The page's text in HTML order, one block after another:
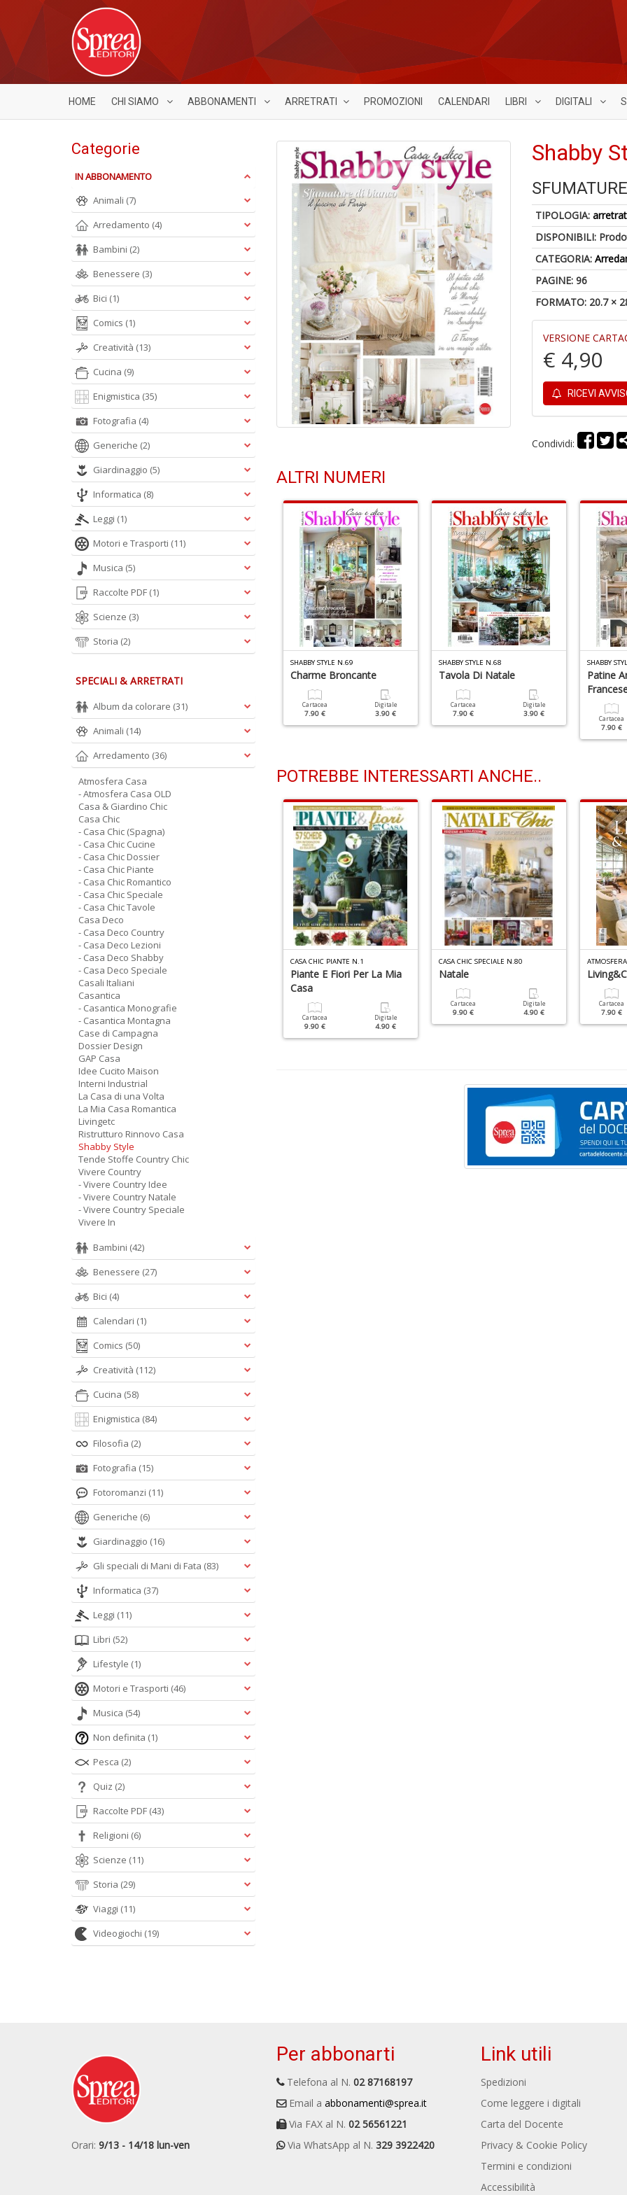
HOME CHI SIAMO ABBONAMENTI ARRETRATI PROMOZIONI CALENDARI LIBRI DIGITALI
Shabby
TIPOLOGIA:
DISPONIBILI:
CATEGORIA:
PAGINE: 96
FORMATO: 20.7 ×
VERSIONE
€ 4,90
RICEVI
Condividi:
ALTRI NUMERI
Del Natale
Digitale
3.90 €
Atmosfere Vintage
Cartacea
7.90 €
Digitale
SHABBY STYLE N.69
Charme Broncante
Cartacea
7.90 €
Digitale
3.90 €
SHABBY STYLE N.68
Tavola Di Natale
Cartacea
7.90 €
Digitale
3.90 €
SHABBY
Patine
Cartacea
7.90 €
POTREBBE INTERESSARTI ANCHE..
MONOGRAFIE N.4
E Délabré
4.90 €
CASA CHIC SPECIALE N.79
Natale Chic
Cartacea
9.90 €
CASA CHIC PIANTE N.1
Piante E Fiori Per La Mia
Casa
Cartacea
9.90 €
Digitale
4.90 €
CASA CHIC SPECIALE N.80
Natale
Cartacea
9.90 €
Digitale
4.90 €
Cartacea
7.90 €
Categorie
IN ABBONAMENTO
Animali (7)
Arredamento (4)
Bambini (2)
Benessere (3)
Bici (1)
Comics (1)
Creatività (13)
Cucina (9)
Enigmistica (35)
Fotografia (4)
Generiche (2)
Giardinaggio (5)
Informatica (8)
Leggi (1)
Motori e Trasporti (11)
Musica (5)
Raccolte PDF (1)
Scienze (3)
Storia (2)
SPECIALI & ARRETRATI
Album da colorare (31)
Animali (14)
Arredamento (36)
Atmosfera Casa
- Atmosfera Casa OLD
Casa & Giardino Chic
Casa Chic
- Casa Chic (Spagna)
- Casa Chic Cucine
- Casa Chic Dossier
- Casa Chic Piante
- Casa Chic Romantico
- Casa Chic Speciale
- Casa Chic Tavole
Casa Deco
- Casa Deco Country
- Casa Deco Lezioni
- Casa Deco Shabby
- Casa Deco Speciale
Casali Italiani
Casantica
- Casantica Monografie
- Casantica Montagna
Case di Campagna
Dossier Design
GAP Casa
Idee Cucito Maison
Interni Industrial
La Casa di una Volta
La Mia Casa Romantica
Livingetc
Ristrutturo Rinnovo Casa
Shabby Style
Tende Stoffe Country Chic
Vivere Country
- Vivere Country Idee
- Vivere Country Natale
- Vivere Country Speciale
Vivere In
Bambini (42)
Benessere (27)
Bici (4)
Calendari (1)
Comics (50)
Creatività (112)
Cucina (58)
Enigmistica (84)
Filosofia (2)
Fotografia (15)
Fotoromanzi (11)
Generiche (6)
Giardinaggio (16)
Gli speciali di Mani di Fata (83)
Informatica (37)
Leggi (11)
Libri (52)
Lifestyle (1)
Motori e Trasporti (46)
Musica (54)
Non definita (1)
Pesca (2)
Quiz (2)
Raccolte PDF (43)
Religioni (6)
Scienze (11)
Storia (29)
Viaggi (11)
Videogiochi (19)
Orari: 9/13 - 14/18 lun-ven
Per abbonarti
Telefona al N. 02 87168197
Email a abbonamenti@sprea.it
Via FAX al N. 02 56561221
Via WhatsApp al N. 329 3922420
Link utili
Spedizioni
Come leggere i digitali
Carta del Docente
Privacy & Cookie Policy
Termini e condizioni
Accessibilità